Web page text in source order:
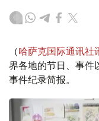
（哈萨克国际通讯社
界各地的节日、事件
事件纪录简报。